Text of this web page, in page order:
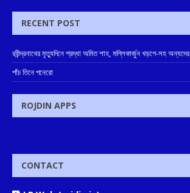
RECENT POST
রবীন্দ্রনাথের মৃত্যুদিনে শ্রদ্ধা অমিত শাহ, মল্লিকার্জুন খড়গে-সহ অন্যদের
পাঁচ তিনে পনেরো
ROJDIN APPS
CONTACT